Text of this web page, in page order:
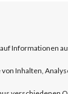
Informationen
Inhalten,
8.3 and